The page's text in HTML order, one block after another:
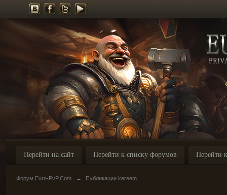
Перейти на сайт Перейти к списку форумов Перейти
Форум Euro-PvP.Com → Публикации kareem